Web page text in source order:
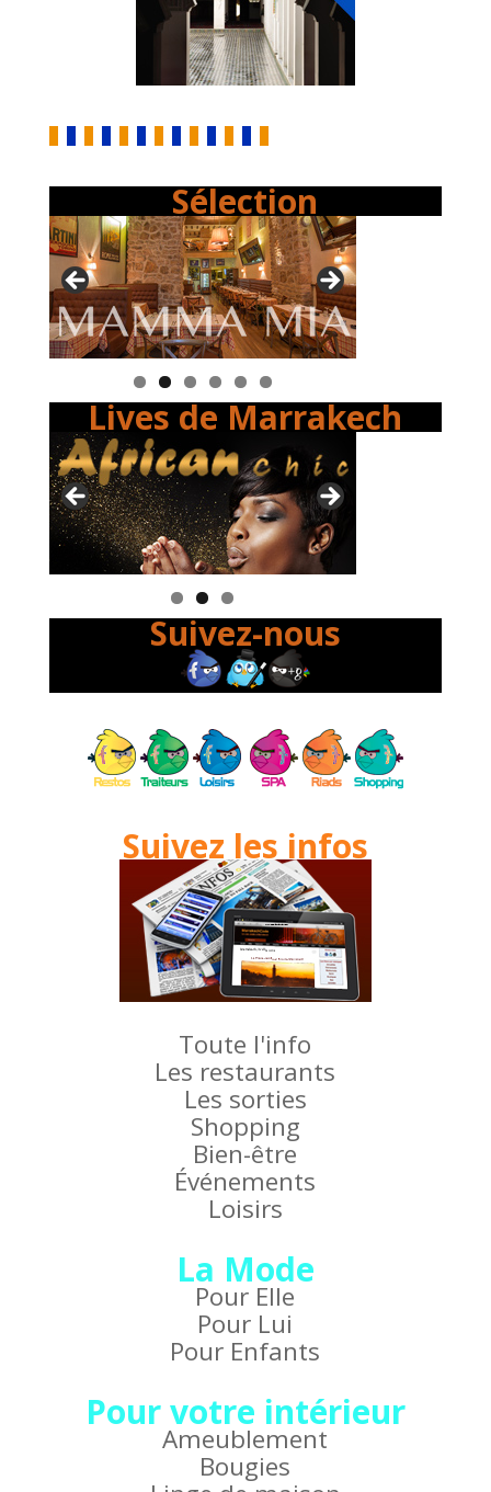
Sélection
Lives de Marrakech
Suivez-nous
Suivez les infos
Toute l'info
Les restaurants
Les sorties
Shopping
Bien-être
Événements
Loisirs
La Mode
Pour Elle
Pour Lui
Pour Enfants
Pour votre intérieur
Ameublement
Bougies